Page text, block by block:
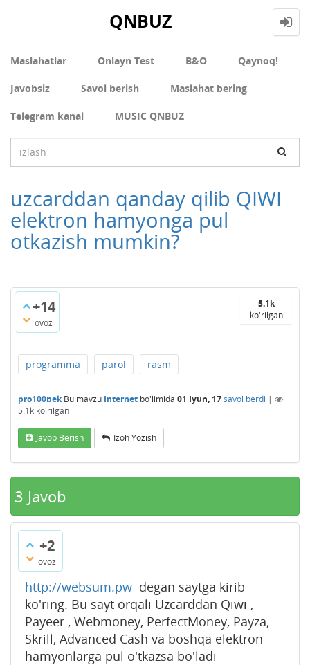
QNBUZ
Maslahatlar Onlayn Test В&О Qaynoq!
Javobsiz Savol berish Maslahat bering
Telegram kanal MUSIC QNBUZ
uzcarddan qanday qilib QIWI
elektron hamyonga pul
otkazish mumkin?
+14
ovoz
5.1k
ko'rilgan
programma parol rasm
pro100bek Bu mavzu Internet bo'limida 01 Iyun, 17savol berdi |
5.1k ko'rilgan
Javob Berish Izoh Yozish
3 Javob
+2
ovoz
http://websum.pw degan saytga kirib
ko'ring. Bu sayt orqali Uzcarddan Qiwi ,
Payeer , Webmoney, PerfectMoney, Payza,
Skrill, Advanced Cash va boshqa elektron
hamyonlarga pul o'tkazsa bo'ladi